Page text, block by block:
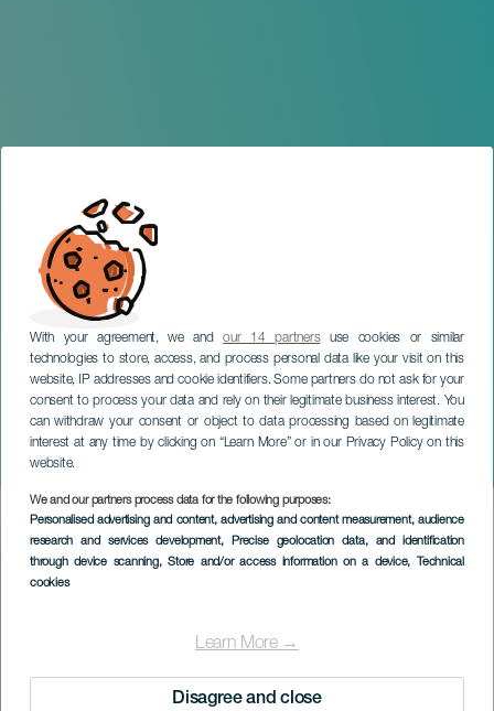
With your agreement, we andour 14 partnersuse cookies or similar
technologies to store, access, and process personal data like your visit on this
website, IP addresses and cookie identifiers. Some partners do not ask for your
consent to process your data and rely on their legitimate business interest. You
can withdraw your consent or object to data processing based on legitimate
interest at any time by clicking on “Learn More” or in our Privacy Policy on this
website.
We and our partners process data for the following purposes:
Personalised advertising and content, advertising and content measurement, audience
research and services development, Precise geolocation data, and identification
through device scanning, Store and/or access information on a device, Technical
cookies
Learn More →
Disagree and close
Sentiero Peak Challenge
Aguas de Teror
GRAN CANARIA
Imagen
Listado